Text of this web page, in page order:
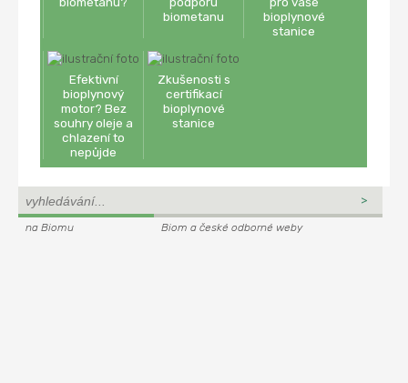
biometanu
bioplynové
stanice
Efektivní
bioplynový
motor? Bez
souhry oleje a
chlazení to
nepůjde
Zkušenosti s
certifikací
bioplynové
stanice
na Biomu Biom a české odborné weby